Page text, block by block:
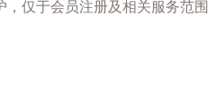
仅于会员注册及相关服务范围